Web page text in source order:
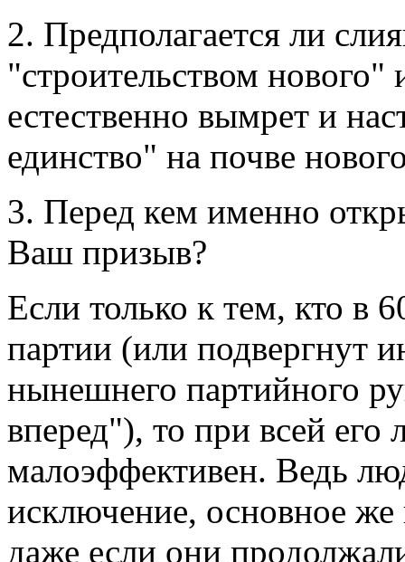
2. Предполагается ли
"строительством
естественно вымрет и
единство" на почве
3. Перед кем именно
Ваш призыв?
Если только к тем, кто в
партии (или подвергнут
нынешнего партийного
вперед"), то при всей его
малоэффективен. Ведь
исключение, основное
даже если они